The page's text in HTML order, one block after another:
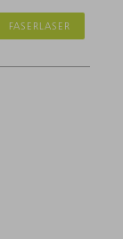
FASERLASER